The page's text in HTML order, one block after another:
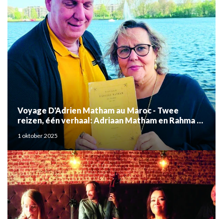
Voyage D'Adrien Matham au Maroc - Twee
reizen, één verhaal: Adriaan Matham en Rahma el
Mouden
1 oktober 2025